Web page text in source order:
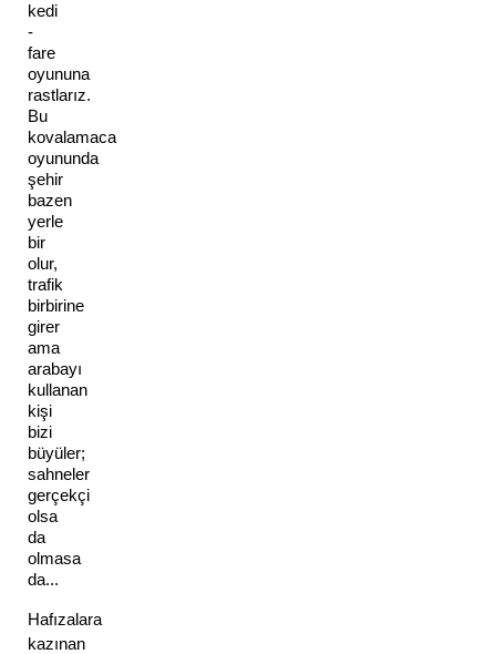
kedi
-
fare
oyununa
rastlarız.
Bu
kovalamaca
oyununda
şehir
bazen
yerle
bir
olur,
trafik
birbirine
girer
ama
arabayı
kullanan
kişi
bizi
büyüler;
sahneler
gerçekçi
olsa
da
olmasa
da...
Hafızalara
kazınan